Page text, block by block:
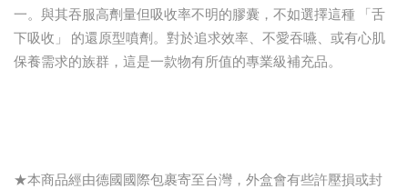
一。與其吞服高劑量但吸收率不明的膠囊，不如選擇這種 「舌
下吸收」 的還原型噴劑。對於追求效率、不愛吞嚥、或有心肌
保養需求的族群，這是一款物有所值的專業級補充品。
★本商品經由德國國際包裹寄至台灣，外盒會有些許壓損或封